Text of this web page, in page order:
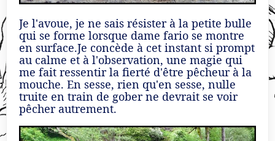
Je l'avoue, je ne sais résister à la petite bulle
qui se forme lorsque dame fario se montre
en surface.Je concède à cet instant si prompt
au calme et à l'observation, une magie qui
me fait ressentir la fierté d'être pêcheur à la
mouche. En sesse, rien qu'en sesse, nulle
truite en train de gober ne devrait se voir
pêcher autrement.